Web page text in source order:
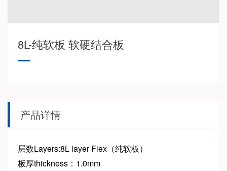
8L-纯软板 软硬结合板
产品详情
层数Layers:8L layer Flex（纯软板）
板厚thickness：1.0mm